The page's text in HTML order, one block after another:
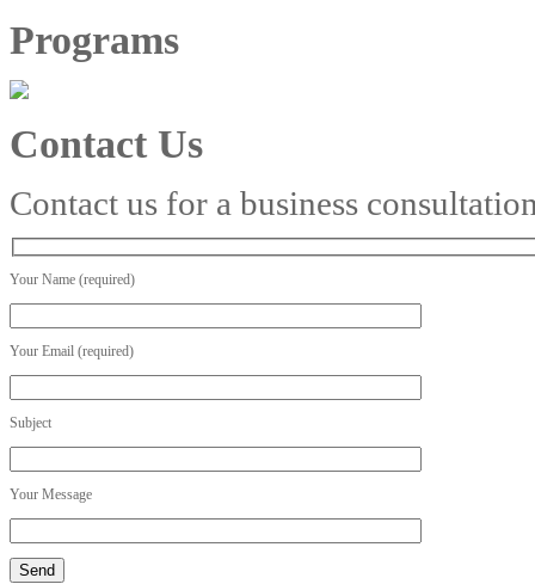
Programs
Contact Us
Contact us for a business
Your Name (required)
Your Email (required)
Subject
Your Message